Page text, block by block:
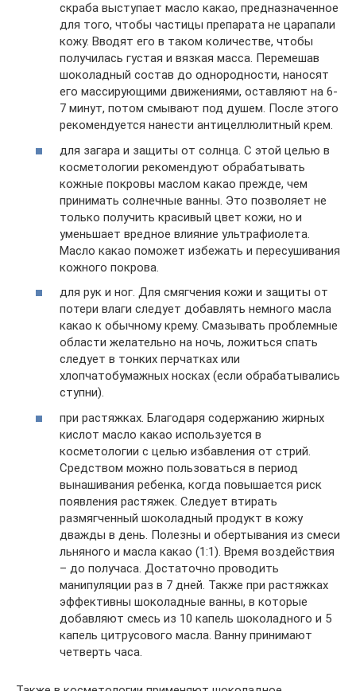
скраба выступает масло какао, предназначенное
для того, чтобы частицы препарата не царапали
кожу. Вводят его в таком количестве, чтобы
получилась густая и вязкая масса. Перемешав
шоколадный состав до однородности, наносят
его массирующими движениями, оставляют на 6-
7 минут, потом смывают под душем. После этого
рекомендуется нанести антицеллюлитный крем.
для загара и защиты от солнца. С этой целью в
косметологии рекомендуют обрабатывать
кожные покровы маслом какао прежде, чем
принимать солнечные ванны. Это позволяет не
только получить красивый цвет кожи, но и
уменьшает вредное влияние ультрафиолета.
Масло какао поможет избежать и пересушивания
кожного покрова.
для рук и ног. Для смягчения кожи и защиты от
потери влаги следует добавлять немного масла
какао к обычному крему. Смазывать проблемные
области желательно на ночь, ложиться спать
следует в тонких перчатках или
хлопчатобумажных носках (если обрабатывались
ступни).
при растяжках. Благодаря содержанию жирных
кислот масло какао используется в
косметологии с целью избавления от стрий.
Средством можно пользоваться в период
вынашивания ребенка, когда повышается риск
появления растяжек. Следует втирать
размягченный шоколадный продукт в кожу
дважды в день. Полезны и обертывания из смеси
льняного и масла какао (1:1). Время воздействия
– до получаса. Достаточно проводить
манипуляции раз в 7 дней. Также при растяжках
эффективны шоколадные ванны, в которые
добавляют смесь из 10 капель шоколадного и 5
капель цитрусового масла. Ванну принимают
четверть часа.